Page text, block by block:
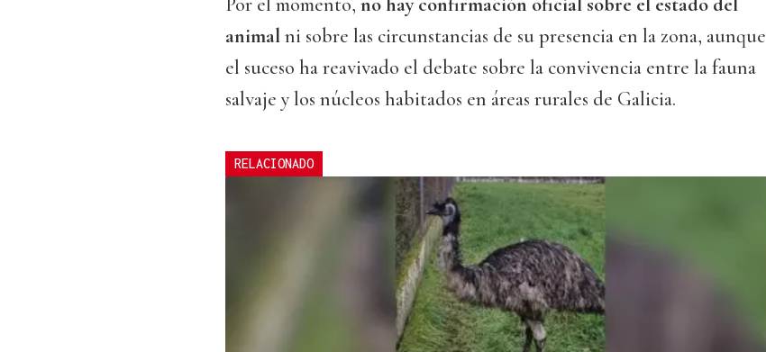
Por el momento, no hay confirmación oficial sobre el estado del
animalni sobre las circunstancias de su presencia en la zona, aunque
el suceso ha reavivado el debate sobre la convivencia entre la fauna
salvaje y los núcleos habitados en áreas rurales de Galicia.
RELACIONADO